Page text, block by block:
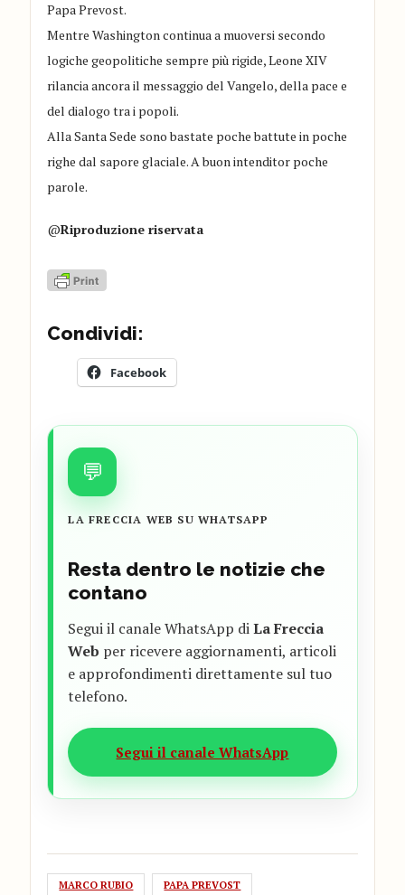
Papa Prevost.
Mentre Washington continua a muoversi secondo
logiche geopolitiche sempre più rigide, Leone XIV
rilancia ancora il messaggio del Vangelo, della pace e
del dialogo tra i popoli.
Alla Santa Sede sono bastate poche battute in poche
righe dal sapore glaciale. A buon intenditor poche
parole.
@Riproduzione riservata
Condividi:
Facebook
💬
LA FRECCIA WEB SU WHATSAPP
Resta dentro le notizie che
contano
Segui il canale WhatsApp diLa Freccia
Web per ricevere aggiornamenti, articoli
e approfondimenti direttamente sul tuo
telefono.
Segui il canale WhatsApp
MARCO RUBIO PAPA PREVOST